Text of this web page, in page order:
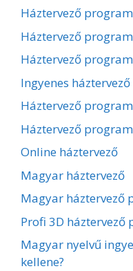
Háztervező program
Háztervező
Háztervező
Ingyenes
Háztervező
Háztervező
Online háztervező
Magyar háztervező
Magyar háztervező
Profi 3D háztervező
Magyar nyelvű
kellene?